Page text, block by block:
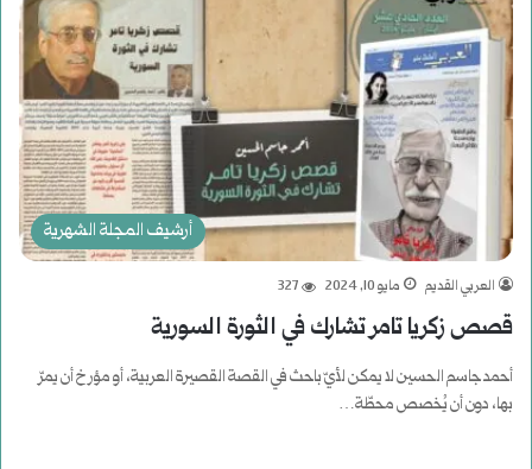
أرشيف المجلة الشهرية
العربي القديم مايو 10, 2024 327
قصص زكريا تامر تشارك في الثورة السورية
أحمد جاسم الحسين لا يمكن لأيّ باحث في القصة القصيرة العربية، أو مؤرخ أن يمرّ
بها، دون أن يُخصص محطّة…